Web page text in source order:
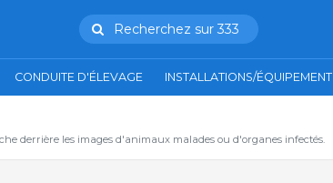
Recherchez sur 333
CONDUITE D'ÉLEVAGE INSTALLATIONS/ÉQUIPEMENT
derrière les images d'animaux malades ou d'organes infectés.